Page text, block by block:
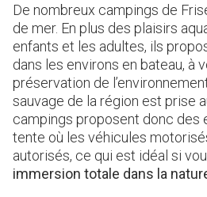
De nombreux campings de
de mer. En plus des plaisirs
enfants et les adultes, ils
dans les environs en bateau, à
préservation de
sauvage de la région est prise
campings proposent donc des
tente où les véhicules
autorisés, ce qui est idéal si
immersion totale dans la